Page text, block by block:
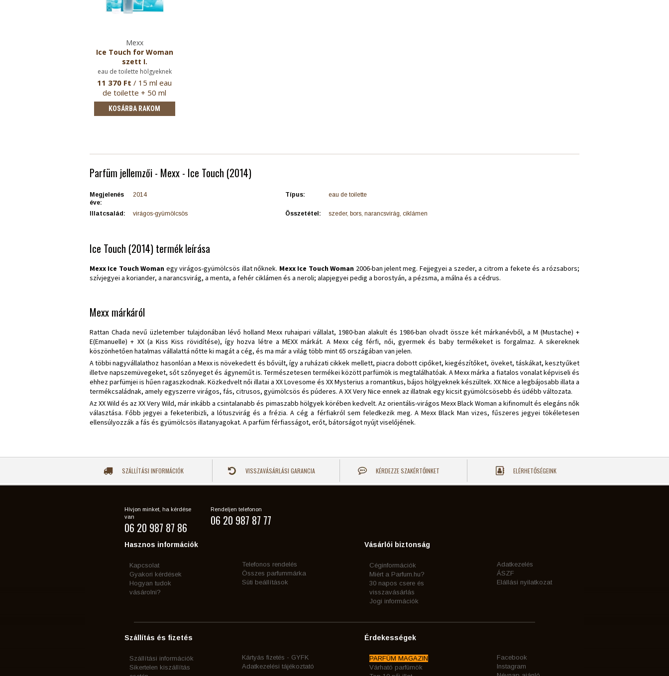
Mexx
Ice Touch for Woman
szett I.
eau de toilette hölgyeknek
11 370 Ft / 15 ml eau
de toilette + 50 ml
tusfürdő
KOSÁRBA RAKOM
Parfüm jellemzői - Mexx - Ice Touch (2014)
Megjelenés
éve:
2014 Típus: eau de toilette
Illatcsalád: virágos-gyümölcsös Összetétel: szeder, bors, narancsvirág, ciklámen
Ice Touch (2014) termék leírása
Mexx Ice Touch Woman egy virágos-gyümölcsös illat nőknek. Mexx Ice Touch Woman 2006-ban jelent meg. Fejjegyei a szeder, a citrom a fekete és a rózsabors;
szívjegyei a koriander, a narancsvirág, a menta, a fehér ciklámen és a neroli; alapjegyei pedig a borostyán, a pézsma, a málna és a cédrus.
Mexx márkáról
Rattan Chada nevű üzletember tulajdonában lévő holland Mexx ruhaipari vállalat, 1980-ban alakult és 1986-ban olvadt össze két márkanévből, a M (Mustache) +
E(Emanuelle) + XX (a Kiss Kiss rövidítése), így hozva létre a MEXX márkát. A Mexx cég férfi, női, gyermek és baby termékeket is forgalmaz. A sikereknek
köszönhetően hatalmas vállalattá nőtte ki magát a cég, és ma már a világ több mint 65 országában van jelen.
A többi nagyvállalathoz hasonlóan a Mexx is növekedett és bővült, így a ruházati cikkek mellett, piacra dobott cipőket, kiegészítőket, öveket, táskákat, kesztyűket
illetve napszemüvegeket, sőt szőnyeget és ágyneműt is. Természetesen termékei között parfümök is megtalálhatóak. A Mexx márka a fiatalos vonalat képviseli és
ehhez parfümjei is hűen ragaszkodnak. Közkedvelt női illatai a XX Lovesome és XX Mysterius a romantikus, bájos hölgyeknek készültek. XX Nice a legbájosabb illata a
termékcsaládnak, amely egyszerre virágos, fás, citrusos, gyümölcsös és púderes. A XX Very Nice ennek az illatnak egy kicsit gyümölcsösebb és üdébb változata.
Az XX Wild és az XX Very Wild, már inkább a csintalanabb és pimaszabb hölgyek körében kedvelt. Az orientális-virágos Mexx Black Woman a kifinomult és elegáns nők
választása. Főbb jegyei a feketeribizli, a lótuszvirág és a frézia. A cég a férfiakról sem feledkezik meg. A Mexx Black Man vizes, fűszeres jegyei tökéletesen
ellensúlyozzák a fás és gyümölcsös illatanyagokat. A parfüm férfiasságot, erőt, bátorságot nyújt viselőjének.
SZÁLLÍTÁSI INFORMÁCIÓK VISSZAVÁSÁRLÁSI GARANCIA KÉRDEZZE SZAKÉRTŐINKET ELÉRHETŐSÉGEINK
Hívjon minket, ha kérdése
van
06 20 987 87 86
Rendeljen telefonon
06 20 987 87 77
Hasznos információk
Kapcsolat
Gyakori kérdések
Hogyan tudok
vásárolni?
Telefonos rendelés
Összes parfummárka
Süti beállítások
Vásárlói biztonság
Céginformációk
Miért a Parfum.hu?
30 napos csere és
visszavásárlás
Jogi információk
Adatkezelés
ÁSZF
Elállási nyilatkozat
Szállítás és fizetés
Szállítási információk
Sikertelen kiszállítás
Kártyás fizetés - GYFK
Adatkezelési tájékoztató
Érdekességek
PARFÜM MAGAZIN
Várható parfümök
Facebook
Instagram